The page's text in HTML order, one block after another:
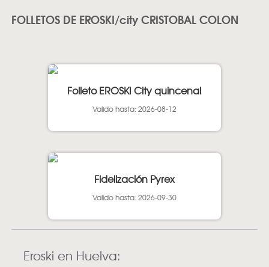
FOLLETOS DE EROSKI/city CRISTOBAL COLON
Folleto EROSKI City quincenal
Valido hasta: 2026-08-12
Fidelización Pyrex
Valido hasta: 2026-09-30
Eroski en Huelva: